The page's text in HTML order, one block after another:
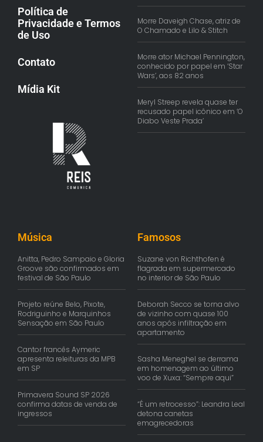
Política de
Privacidade e Termos
de Uso
Contato
Mídia Kit
Morre Daveigh Chase, atriz de
O Chamado e Lilo & Stitch
Morre ator Michael Pennington,
conhecido por papel em ‘Star
Wars’, aos 82 anos
Meryl Streep revela quase ter
recusado papel icônico em ‘O
Diabo Veste Prada’
Música
Anitta, Pedro Sampaio e Gloria
Groove são confirmados em
festival de São Paulo
Projeto reúne Belo, Pixote,
Rodriguinho e Marquinhos
Sensação em São Paulo
Cantor francês Aymeric
apresenta releituras da MPB
em SP
Primavera Sound SP 2026
confirma datas de venda de
ingressos
Famosos
Suzane von Richthofen é
flagrada em supermercado
no interior de São Paulo
Deborah Secco se torna alvo
de vizinho com quase 100
anos após infiltração em
apartamento
Sasha Meneghel se derrama
em homenagem ao último
voo de Xuxa: “Sempre aqui”
“É um retrocesso”: Leandra Leal
detona canetas
emagrecedoras